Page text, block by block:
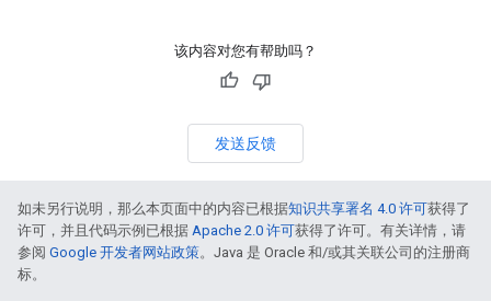
该内容对您有帮助吗？
发送反馈
如未另行说明，那么本页面中的内容已根据知识共享署名 4.0 许可获得了
许可，并且代码示例已根据 Apache 2.0 许可获得了许可。有关详情，请
参阅 Google 开发者网站政策。Java 是 Oracle 和/或其关联公司的注册商
标。